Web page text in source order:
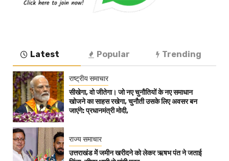
Latest Popular Trending
राष्ट्रीय समाचार
सीखेगा, वो जीतेगा। जो नए चुनौतियों के नए समाधान
खोजने का साहस रखेगा, चुनौती उसके लिए अवसर बन
जाएंगे: प्रधानमंत्री मोदी,
राज्य समाचार
उत्तराखंड में जमीन खरीदने को लेकर ऋषभ पंत ने जताई